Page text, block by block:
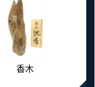
香木